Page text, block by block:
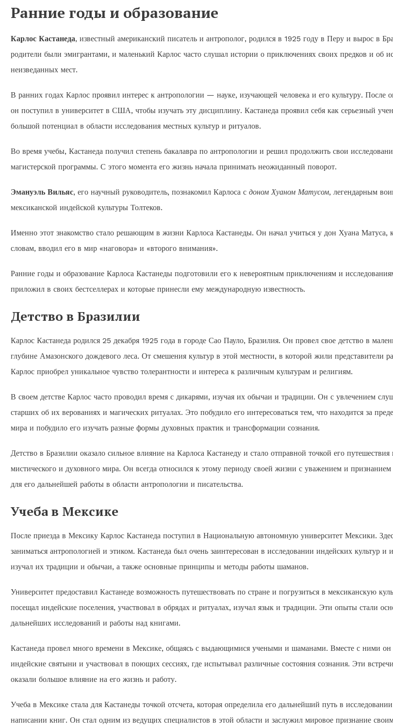
Ранние годы и образование
Карлос Кастанеда, известный американский писатель и антрополог, родился в 1925 году в Перу и вырос в
родители были эмигрантами, и маленький Карлос часто слушал истории о приключениях своих предков и об
неизведанных мест.
В ранних годах Карлос проявил интерес к антропологии — науке, изучающей человека и его культуру. После
он поступил в университет в США, чтобы изучать эту дисциплину. Кастанеда проявил себя как серьезный
большой потенциал в области исследования местных культур и ритуалов.
Во время учебы, Кастанеда получил степень бакалавра по антропологии и решил продолжить свои
магистерской программы. С этого момента его жизнь начала принимать неожиданный поворот.
Эмануэль Вильяс, его научный руководитель, познакомил Карлоса с доном Хуаном Матусом, легендарным
мексиканской индейской культуры Толтеков.
Именно этот знакомство стало решающим в жизни Карлоса Кастанеды. Он начал учиться у дон Хуана Матуса,
словам, вводил его в мир «наговора» и «второго внимания».
Ранние годы и образование Карлоса Кастанеды подготовили его к невероятным приключениям и
приложил в своих бестселлерах и которые принесли ему международную известность.
Детство в Бразилии
Карлос Кастанеда родился 25 декабря 1925 года в городе Сао Пауло, Бразилия. Он провел свое детство в
глубине Амазонского дождевого леса. От смешения культур в этой местности, в которой жили представители
Карлос приобрел уникальное чувство толерантности и интереса к различным культурам и религиям.
В своем детстве Карлос часто проводил время с дикарями, изучая их обычаи и традиции. Он с увлечением
старших об их верованиях и магических ритуалах. Это побудило его интересоваться тем, что находится за
мира и побудило его изучать разные формы духовных практик и трансформации сознания.
Детство в Бразилии оказало сильное влияние на Карлоса Кастанеду и стало отправной точкой его
мистического и духовного мира. Он всегда относился к этому периоду своей жизни с уважением и признанием
для его дальнейшей работы в области антропологии и писательства.
Учеба в Мексике
После приезда в Мексику Карлос Кастанеда поступил в Национальную автономную университет Мексики.
заниматься антропологией и этиком. Кастанеда был очень заинтересован в исследовании индейских культур
изучал их традиции и обычаи, а также основные принципы и методы работы шаманов.
Университет предоставил Кастанеде возможность путешествовать по стране и погрузиться в мексиканскую
посещал индейские поселения, участвовал в обрядах и ритуалах, изучал язык и традиции. Эти опыты стали
дальнейших исследований и работы над книгами.
Кастанеда провел много времени в Мексике, общаясь с выдающимися учеными и шаманами. Вместе с ними он
индейские святыни и участвовал в поющих сессиях, где испытывал различные состояния сознания. Эти
оказали большое влияние на его жизнь и работу.
Учеба в Мексике стала для Кастанеды точкой отсчета, которая определила его дальнейший путь в
написании книг. Он стал одним из ведущих специалистов в этой области и заслужил мировое признание